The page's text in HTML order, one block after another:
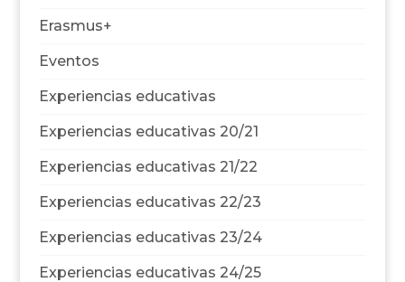
Erasmus+
Eventos
Experiencias educativas
Experiencias educativas 20/21
Experiencias educativas 21/22
Experiencias educativas 22/23
Experiencias educativas 23/24
Experiencias educativas 24/25